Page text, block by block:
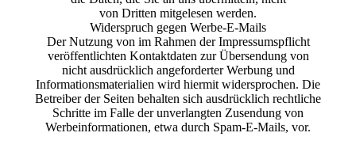
von Dritten mitgelesen werden.
Widerspruch gegen Werbe-E-Mails
Der Nutzung von im Rahmen der Impressumspflicht
veröffentlichten Kontaktdaten zur Übersendung von
nicht ausdrücklich angeforderter Werbung und
Informationsmaterialien wird hiermit widersprochen. Die
Betreiber der Seiten behalten sich ausdrücklich rechtliche
Schritte im Falle der unverlangten Zusendung von
Werbeinformationen, etwa durch Spam-E-Mails, vor.